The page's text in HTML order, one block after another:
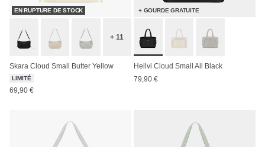
EN RUPTURE DE STOCK
+ 11
Skara Cloud Small Butter Yellow
LIMITÉ
69,90 €
+ GOURDE GRATUITE
Hellvi Cloud Small All Black
79,90 €